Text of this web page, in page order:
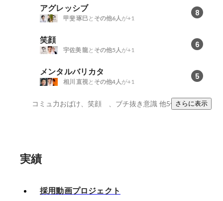
アグレッシブ 8
甲斐 琢巳と その他6人が+1
笑顔 6
宇佐美 龍と その他5人が+1
メンタルバリカタ 5
相川 直視と その他4人が+1
コミュ力おばけ、笑顔 、ブチ抜き意識 他5件さらに表示
実績
採用動画プロジェクト